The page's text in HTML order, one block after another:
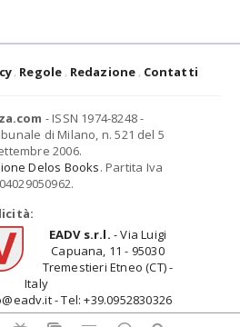
Regole Redazione Contatti
- ISSN 1974-8248 -
di Milano, n. 521 del 5
2006.
Delos Books. Partita Iva
04029050962.
EADV s.r.l. - Via Luigi
Capuana, 11 - 95030
Tremestieri Etneo (CT) -
Italy
- Tel: +39.0952830326